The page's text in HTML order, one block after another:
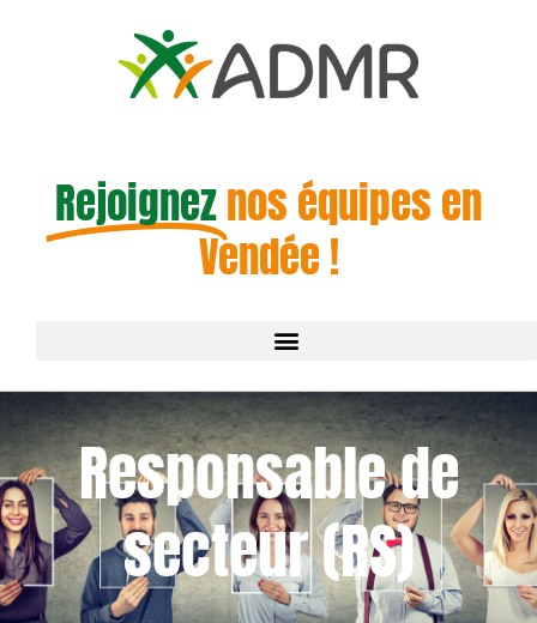
Rejoigneznos équipes en
Vendée !
Responsable de
secteur (RS)